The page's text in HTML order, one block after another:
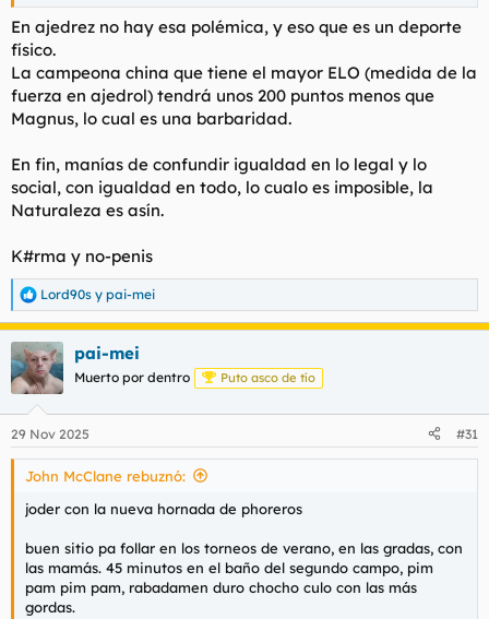
El tema fútbol femenino en España es muy cansino por la
mermaizquierda/feminazismo y la amargura del lesbianismo, y
cuatro flipadas pidiendo cobrar mucho. Un ejemplo más de la
insatisfacción crónica que rodea a muchos ámbitos de la
sociedad española.
En ajedrez no hay esa polémica, y eso que es un deporte
físico.
La campeona china que tiene el mayor ELO (medida de la
fuerza en ajedrol) tendrá unos 200 puntos menos que
Magnus, lo cual es una barbaridad.
En fin, manías de confundir igualdad en lo legal y lo
social, con igualdad en todo, lo cualo es imposible, la
Naturaleza es asín.
K#rma y no-penis
R
e
a
c
c
i
e
s
Lord90s y pai-mei
pai-mei
Muerto por dentro Puto asco de tío
29 Nov 2025 #31
John McClane rebuznó:
joder con la nueva hornada de phoreros
buen sitio pa follar en los torneos de verano, en las gradas, con
las mamás. 45 minutos en el baño del segundo campo, pim
pam pim pam, rabadamen duro chocho culo con las más
gordas.